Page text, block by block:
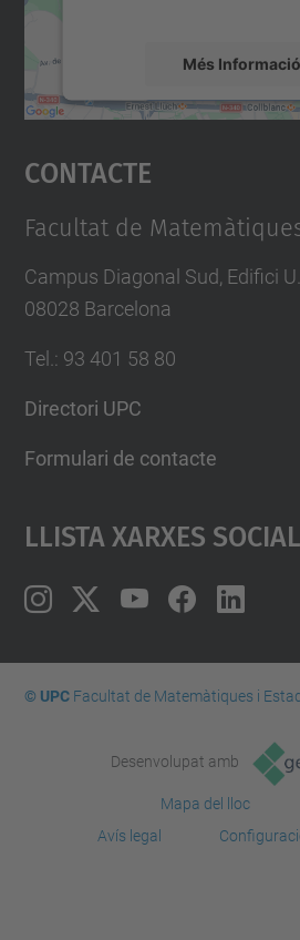
Més Informació
Accepta
powered by
Contacte
Facultat de
Campus Diagonal Sud, Edifici
08028 Barcelona
Tel. : 93 401 58 80
Directori UPC
Formulari de contacte
Llista Xarxes
© UPCFacultat de Matemàtiques i
Desenvolupat amb
Mapa del lloc
Avís legal